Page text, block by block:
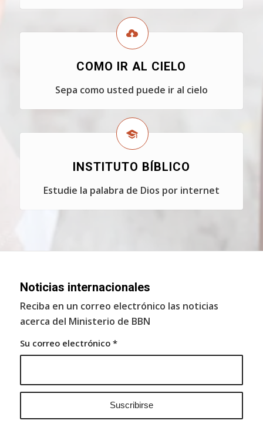
COMO IR AL CIELO
Sepa como usted puede ir al cielo
INSTITUTO BÍBLICO
Estudie la palabra de Dios por internet
Noticias internacionales
Reciba en un correo electrónico las noticias
acerca del Ministerio de BBN
Su correo electrónico *